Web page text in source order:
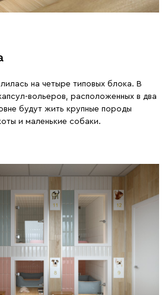
на четыре типовых блока. В
вольеров, расположенных в два
будут жить крупные породы
и маленькие собаки.